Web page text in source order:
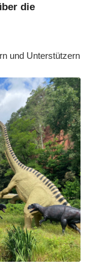
die
und Unterstützern